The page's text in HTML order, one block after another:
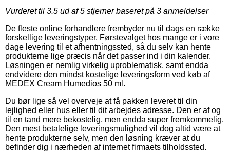
Vurderet til 3.5 ud af 5 stjerner baseret på 3 anmeldelser
De fleste online forhandlere frembyder nu til dags en række
forskellige leveringstyper. Førstevalget hos mange er i vore
dage levering til et afhentningssted, så du selv kan hente
produkterne lige præcis når det passer ind i din kalender.
Løsningen er nemlig virkelig uproblematisk, samt endda
endvidere den mindst kostelige leveringsform ved køb af
MEDEX Cream Humedios 50 ml.
Du bør lige så vel overveje at få pakken leveret til din
lejlighed eller hus eller til dit arbejdes adresse. Den er af og
til en tand mere bekostelig, men endda super fremkommelig.
Den mest betalelige leveringsmulighed vil dog altid være at
hente produkterne selv, men den løsning kræver at du
befinder dig i nærheden af internet firmaets tilholdssted.